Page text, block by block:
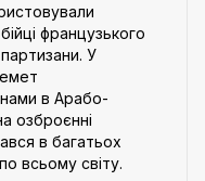
французького
У
в Арабо-
озброєнні
в багатьох
всьому світу.